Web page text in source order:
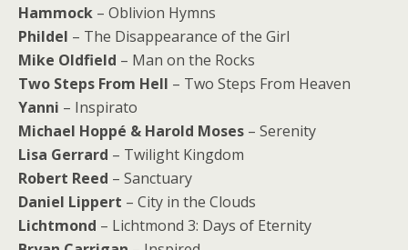
Hammock – Oblivion Hymns
Phildel – The Disappearance of the Girl
Mike Oldfield – Man on the Rocks
Two Steps From Hell – Two Steps From Heaven
Yanni – Inspirato
Michael Hoppé & Harold Moses – Serenity
Lisa Gerrard – Twilight Kingdom
Robert Reed – Sanctuary
Daniel Lippert – City in the Clouds
Lichtmond – Lichtmond 3: Days of Eternity